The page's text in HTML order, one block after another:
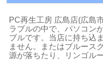
PC再生工房 広島店(広島
ラブルの中で、パソコン
ブルです。当店に持ち込
ません。またはブルース
源が落ちたり、リンゴル